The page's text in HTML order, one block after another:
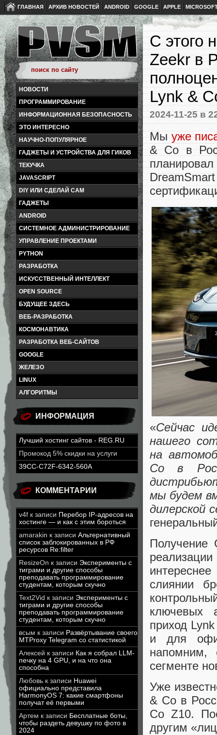
ГЛАВНАЯ АРХИВ НОВОСТЕЙ ANDROID GOOGLE APPLE
НОВОСТИ
ПРОГРАММИРОВАНИЕ
ИНФОРМАЦИОННАЯ БЕЗОПАСНОСТЬ
ЭТО ИНТЕРЕСНО
НАУЧНО-ПОПУЛЯРНОЕ
ГАДЖЕТЫ И УСТРОЙСТВА ДЛЯ ГИКОВ
ТЕКУЧКА
JAVASCRIPT
DIY ИЛИ СДЕЛАЙ САМ
ГАДЖЕТЫ
ANDROID
СИСТЕМНОЕ АДМИНИСТРИРОВАНИЕ
УПРАВЛЕНИЕ ПРОЕКТАМИ
PYTHON
РАЗРАБОТКА
ИСКУССТВЕННЫЙ ИНТЕЛЛЕКТ
OPEN SOURCE
БУДУЩЕЕ ЗДЕСЬ
ВЕБ-РАЗРАБОТКА
КОСМОНАВТИКА
РАЗРАБОТКА ВЕБ-САЙТОВ
GOOGLE
ЖЕЛЕЗО
LINUX
АЛГОРИТМЫ
ИНФОРМАЦИЯ
Лучший хостинг сайтов - REG.RU
Промокод 5% скидки на услуги
39CC-C72F-6342-560A
КОММЕНТАРИИ
v4f к записи Перебор IP-адресов на
хостинге — и как с этим бороться
amarakin к записи Альтернативный
список заблокированных в РФ
ресурсов Re:filter
ResizeOn к записи Эксперименты с
тиграми и другие способы
преподавать программирование
студентам, которым скучно
Text2Vid к записи Эксперименты с
тиграми и другие способы
преподавать программирование
студентам, которым скучно
всым к записи Развёртывание своего
MTProxy Telegram со статистикой
Алексей к записи Как я собрал LLM-
печку на 4 GPU, и на что она
способна
Любовь к записи Huawei
официально представила
HarmonyOS 7: какие смартфоны
получат её первыми
Артем к записи Бесплатные боты,
чтобы раздеть девушку по фото в
2024
С этого
Zeekr в
Lynk &
2024-11-25 в
Мы уже
& Co в
«Сейчас
нашего
на
Co в
мы будем
дилерской
Получение
слиянии
ключевых
приход
и для
напомним,
сегменте
Уже
& Co в
Co Z10.
другим